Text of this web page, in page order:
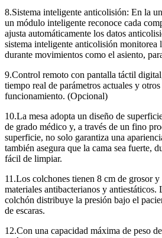
8.Sistema inteligente anticolisión: En la
un módulo inteligente reconoce cada
ajusta automáticamente los datos
sistema inteligente anticolisión monitorea
durante movimientos como el asiento,
9.Control remoto con pantalla táctil
tiempo real de parámetros actuales y otros
funcionamiento. (Opcional)
10.La mesa adopta un diseño de
de grado médico y, a través de un fino
superficie, no solo garantiza una
también asegura que la cama sea fuerte,
fácil de limpiar.
11.Los colchones tienen 8 cm de grosor y
materiales antibacterianos y antiestáticos.
colchón distribuye la presión bajo el
de escaras.
12.Con una capacidad máxima de peso